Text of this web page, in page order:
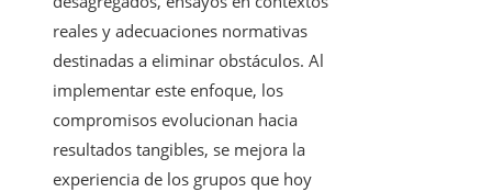
reales y adecuaciones normativas
destinadas a eliminar obstáculos. Al
implementar este enfoque, los
compromisos evolucionan hacia
resultados tangibles, se mejora la
experiencia de los grupos que hoy